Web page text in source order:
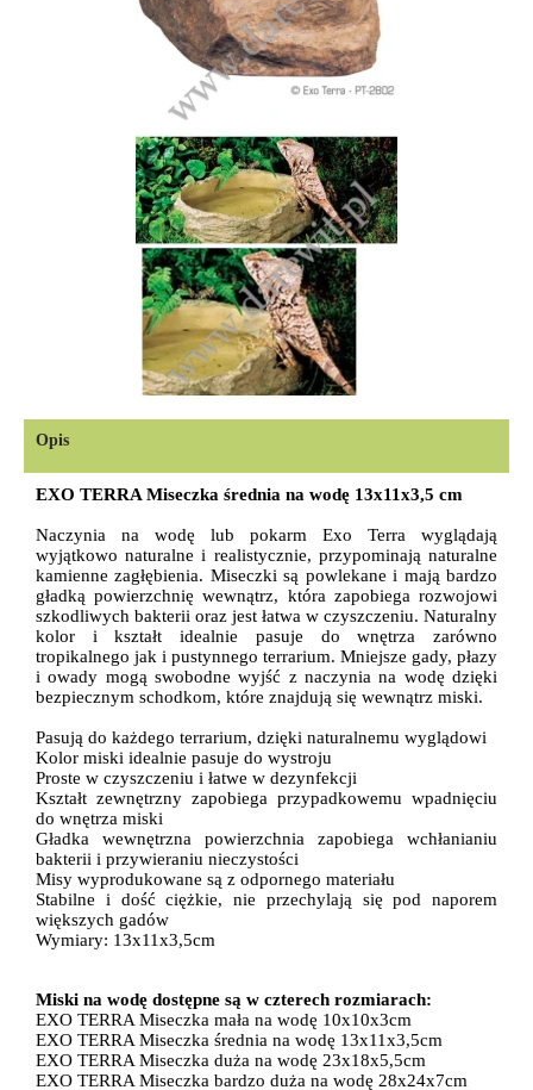
Opis
EXO TERRA Miseczka średnia na wodę 13x11x3,5 cm
Naczynia na wodę lub pokarm Exo Terra wyglądają
wyjątkowo naturalne i realistycznie, przypominają naturalne
kamienne zagłębienia. Miseczki są powlekane i mają bardzo
gładką powierzchnię wewnątrz, która zapobiega rozwojowi
szkodliwych bakterii oraz jest łatwa w czyszczeniu. Naturalny
kolor i kształt idealnie pasuje do wnętrza zarówno
tropikalnego jak i pustynnego terrarium. Mniejsze gady, płazy
i owady mogą swobodne wyjść z naczynia na wodę dzięki
bezpiecznym schodkom, które znajdują się wewnątrz miski.
Pasują do każdego terrarium, dzięki naturalnemu wyglądowi
Kolor miski idealnie pasuje do wystroju
Proste w czyszczeniu i łatwe w dezynfekcji
Kształt zewnętrzny zapobiega przypadkowemu wpadnięciu
do wnętrza miski
Gładka wewnętrzna powierzchnia zapobiega wchłanianiu
bakterii i przywieraniu nieczystości
Misy wyprodukowane są z odpornego materiału
Stabilne i dość ciężkie, nie przechylają się pod naporem
większych gadów
Wymiary: 13x11x3,5cm
Miski na wodę dostępne są w czterech rozmiarach:
EXO TERRA Miseczka mała na wodę 10x10x3cm
EXO TERRA Miseczka średnia na wodę 13x11x3,5cm
EXO TERRA Miseczka duża na wodę 23x18x5,5cm
EXO TERRA Miseczka bardzo duża na wodę 28x24x7cm